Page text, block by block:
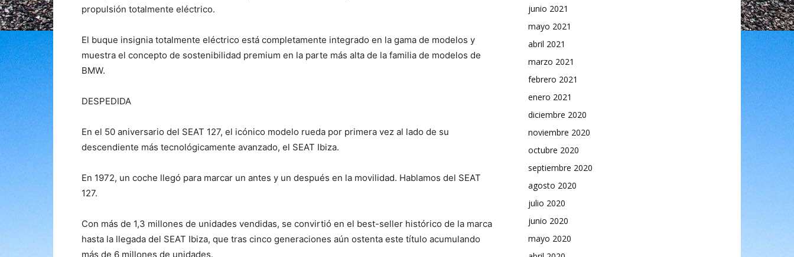
propulsión totalmente eléctrico.
El buque insignia totalmente eléctrico está completamente integrado en la gama de modelos y
muestra el concepto de sostenibilidad premium en la parte más alta de la familia de modelos de
BMW.
DESPEDIDA
En el 50 aniversario del SEAT 127, el icónico modelo rueda por primera vez al lado de su
descendiente más tecnológicamente avanzado, el SEAT Ibiza.
En 1972, un coche llegó para marcar un antes y un después en la movilidad. Hablamos del SEAT
127.
Con más de 1,3 millones de unidades vendidas, se convirtió en el best-seller histórico de la marca
hasta la llegada del SEAT Ibiza, que tras cinco generaciones aún ostenta este título acumulando
más de 6 millones de unidades.
junio 2021
mayo 2021
abril 2021
marzo 2021
febrero 2021
enero 2021
diciembre 2020
noviembre 2020
octubre 2020
septiembre 2020
agosto 2020
julio 2020
junio 2020
mayo 2020